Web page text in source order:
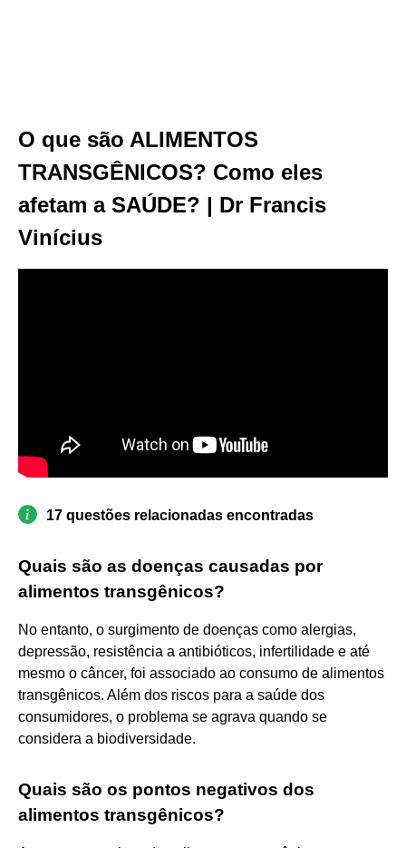
O que são ALIMENTOS
TRANSGÊNICOS? Como eles
afetam a SAÚDE? | Dr Francis
Vinícius
17 questões relacionadas encontradas
Quais são as doenças causadas por
alimentos transgênicos?
No entanto, o surgimento de doenças como alergias,
depressão, resistência a antibióticos, infertilidade e até
mesmo o câncer, foi associado ao consumo de alimentos
transgênicos. Além dos riscos para a saúde dos
consumidores, o problema se agrava quando se
considera a biodiversidade.
Quais são os pontos negativos dos
alimentos transgênicos?